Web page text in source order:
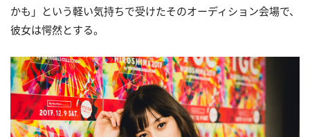
かも」という軽い気持ちで受けたそのオーディション会場で、
彼女は愕然とする。